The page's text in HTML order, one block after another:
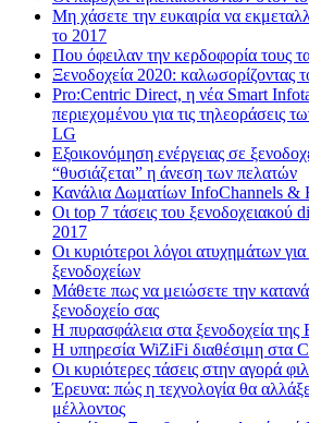
Μη χάσετε την ευκαιρία να
το 2017
Που όφειλαν την κερδοφορία τους
Ξενοδοχεία 2020: καλωσορίζοντας
Pro:Centric Direct, η νέα Smart
περιεχομένου για τις τηλεοράσεις
LG
Εξοικονόμηση ενέργειας σε
“θυσιάζεται” η άνεση των πελατών
Κανάλια Δωματίων InfoChannels &
Οι top 7 τάσεις του ξενοδοχειακού
2017
Οι κυριότεροι λόγοι ατυχημάτων
ξενοδοχείων
Μάθετε πως να μειώσετε την
ξενοδοχείο σας
Η πυρασφάλεια στα ξενοδοχεία της
Η υπηρεσία WiZiFi διαθέσιμη στα
Οι κυριότερες τάσεις στην αγορά
Έρευνα: πώς η τεχνολογία θα
μέλλοντος